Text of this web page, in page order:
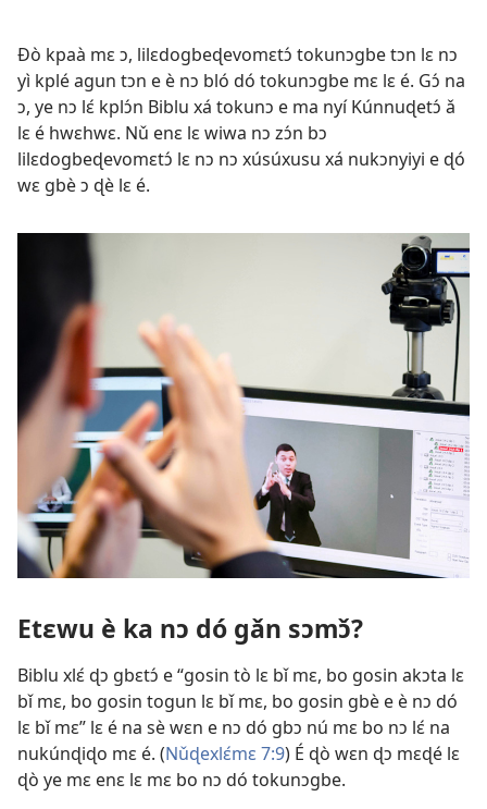
Ðò kpaà mɛ ɔ, lilɛdogbeɖevomɛtɔ́ tokunɔgbe tɔn lɛ nɔ
yì kplé agun tɔn e è nɔ bló dó tokunɔgbe mɛ lɛ é. Gɔ́ na
ɔ, ye nɔ lɛ́ kplɔ́n Biblu xá tokunɔ e ma nyí Kúnnuɖetɔ́ ǎ
lɛ é hwɛhwɛ. Nǔ enɛ lɛ wiwa nɔ zɔ́n bɔ
lilɛdogbeɖevomɛtɔ́ lɛ nɔ nɔ xúsúxusu xá nukɔnyiyi e ɖó
wɛ gbè ɔ ɖè lɛ é.
Etɛwu è ka nɔ dó gǎn sɔmɔ̌?
Biblu xlɛ́ ɖɔ gbɛtɔ́ e “gosin tò lɛ bǐ mɛ, bo gosin akɔta lɛ
bǐ mɛ, bo gosin togun lɛ bǐ mɛ, bo gosin gbè e è nɔ dó
lɛ bǐ mɛ” lɛ é na sè wɛn e nɔ dó gbɔ nú mɛ bo nɔ lɛ́ na
nukúnɖiɖo mɛ é. (Nǔɖexlɛ́mɛ 7:9) É ɖò wɛn ɖɔ mɛɖé lɛ
ɖò ye mɛ enɛ lɛ mɛ bo nɔ dó tokunɔgbe.